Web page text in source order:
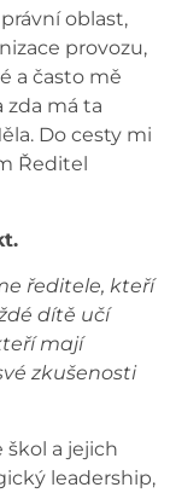
oblast,
provozu,
a často mě
zda má ta
Do cesty mi
Ředitel
ředitele, kteří
dítě učí
mají
zkušenosti
škol a jejich
leadership,